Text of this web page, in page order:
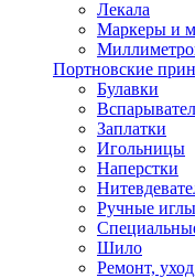
Лекала
Маркеры и
Портновские
Булавки
Заплатки
Игольницы
Наперстки
Ручные иглы
Шило
Ремонт,